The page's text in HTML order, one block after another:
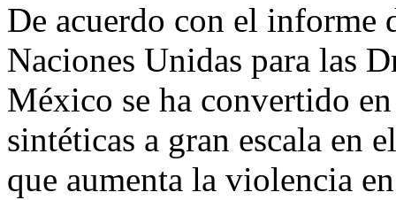
De acuerdo con el informe
Naciones Unidas para las
México se ha convertido
sintéticas a gran escala en
que aumenta la violencia